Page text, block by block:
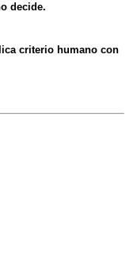
decide.
criterio humano con